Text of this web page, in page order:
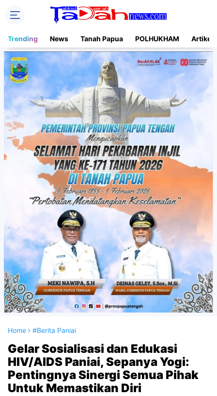
Trending News Tanah Papua POLHUKHAM Artikel
Home #Berita Paniai
Gelar Sosialisasi dan Edukasi
HIV/AIDS Paniai, Sepanya Yogi:
Pentingnya Sinergi Semua Pihak
Untuk Memastikan Diri